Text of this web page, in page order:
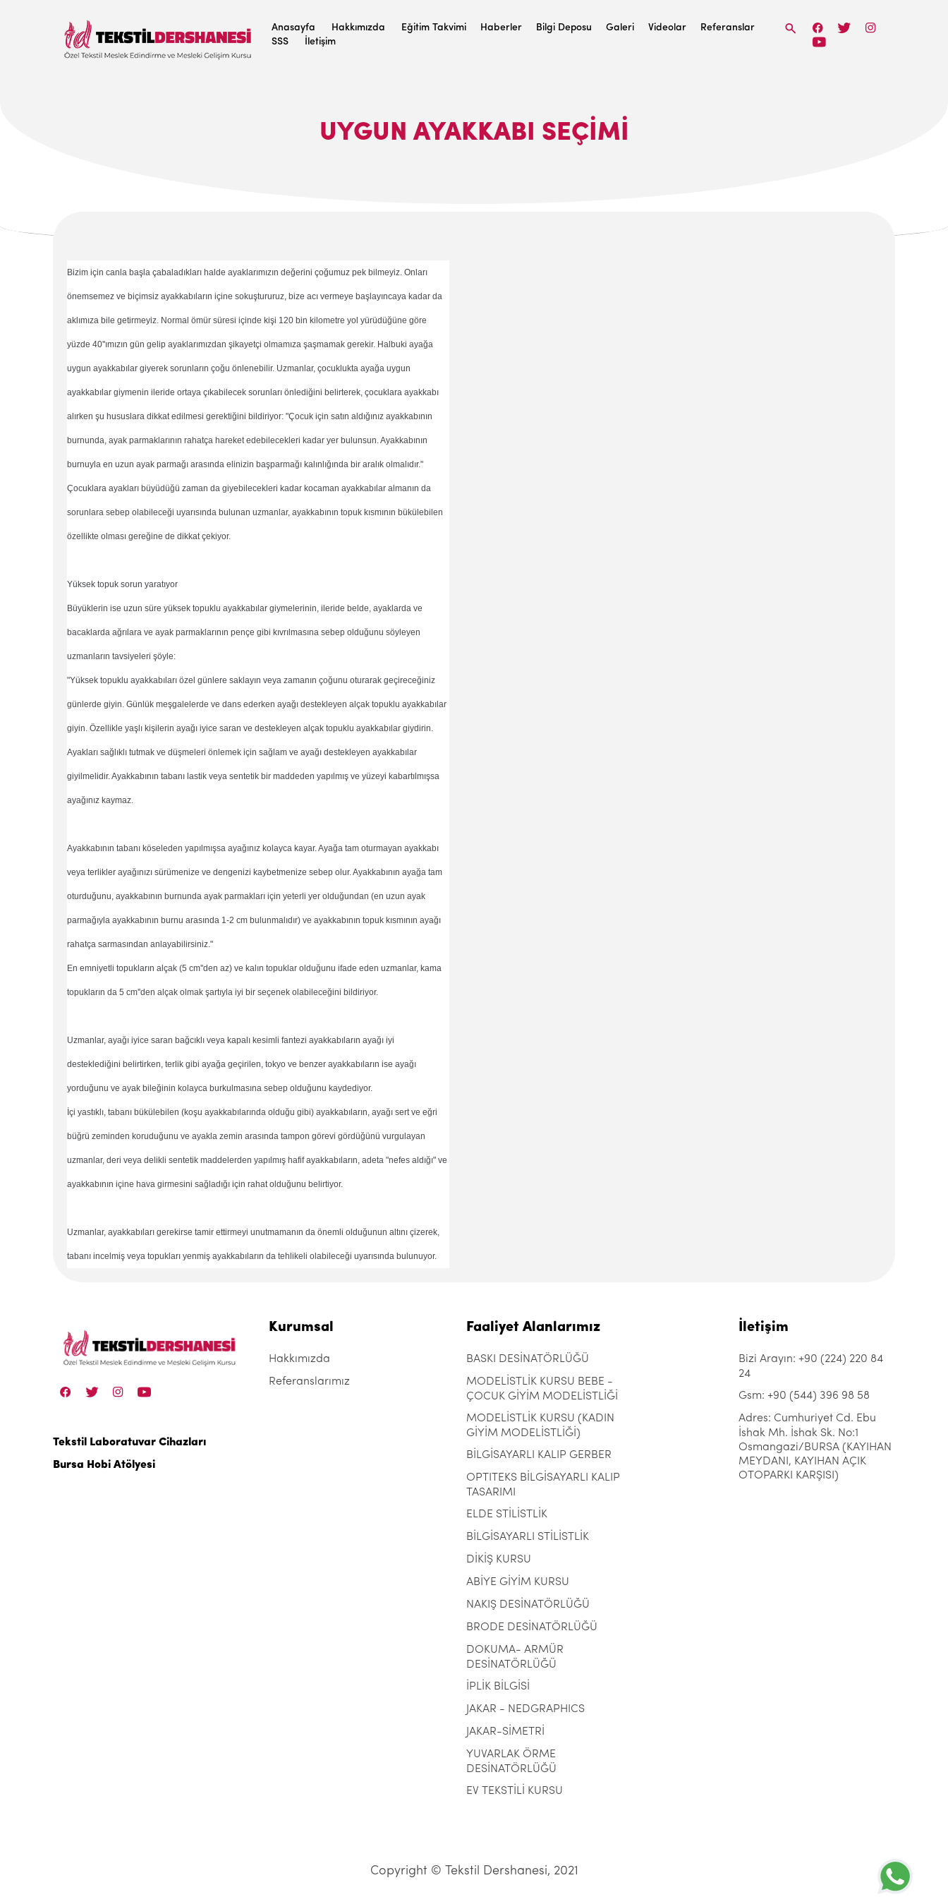
Anasayfa Hakkımızda Eğitim Takvimi Haberler Bilgi Deposu Galeri Videolar
Referanslar
SSS
İletişim
UYGUN AYAKKABI SEÇİMİ
Bizim için canla başla çabaladıkları halde ayaklarımızın değerini çoğumuz pek bilmeyiz. Onları
önemsemez ve biçimsiz ayakkabıların içine sokuştururuz, bize acı vermeye başlayıncaya kadar da
aklımıza bile getirmeyiz. Normal ömür süresi içinde kişi 120 bin kilometre yol yürüdüğüne göre
yüzde 40''ımızın gün gelip ayaklarımızdan şikayetçi olmamıza şaşmamak gerekir. Halbuki ayağa
uygun ayakkabılar giyerek sorunların çoğu önlenebilir. Uzmanlar, çocuklukta ayağa uygun
ayakkabılar giymenin ileride ortaya çıkabilecek sorunları önlediğini belirterek, çocuklara ayakkabı
alırken şu hususlara dikkat edilmesi gerektiğini bildiriyor: "Çocuk için satın aldığınız ayakkabının
burnunda, ayak parmaklarının rahatça hareket edebilecekleri kadar yer bulunsun. Ayakkabının
burnuyla en uzun ayak parmağı arasında elinizin başparmağı kalınlığında bir aralık olmalıdır."
Çocuklara ayakları büyüdüğü zaman da giyebilecekleri kadar kocaman ayakkabılar almanın da
sorunlara sebep olabileceği uyarısında bulunan uzmanlar, ayakkabının topuk kısmının bükülebilen
özellikte olması gereğine de dikkat çekiyor.
Yüksek topuk sorun yaratıyor
Büyüklerin ise uzun süre yüksek topuklu ayakkabılar giymelerinin, ileride belde, ayaklarda ve
bacaklarda ağrılara ve ayak parmaklarının pençe gibi kıvrılmasına sebep olduğunu söyleyen
uzmanların tavsiyeleri şöyle:
"Yüksek topuklu ayakkabıları özel günlere saklayın veya zamanın çoğunu oturarak geçireceğiniz
günlerde giyin. Günlük meşgalelerde ve dans ederken ayağı destekleyen alçak topuklu ayakkabılar
giyin. Özellikle yaşlı kişilerin ayağı iyice saran ve destekleyen alçak topuklu ayakkabılar giydirin.
Ayakları sağlıklı tutmak ve düşmeleri önlemek için sağlam ve ayağı destekleyen ayakkabılar
giyilmelidir. Ayakkabının tabanı lastik veya sentetik bir maddeden yapılmış ve yüzeyi kabartılmışsa
ayağınız kaymaz.
Ayakkabının tabanı köseleden yapılmışsa ayağınız kolayca kayar. Ayağa tam oturmayan ayakkabı
veya terlikler ayağınızı sürümenize ve dengenizi kaybetmenize sebep olur. Ayakkabının ayağa tam
oturduğunu, ayakkabının burnunda ayak parmakları için yeterli yer olduğundan (en uzun ayak
parmağıyla ayakkabının burnu arasında 1-2 cm bulunmalıdır) ve ayakkabının topuk kısmının ayağı
rahatça sarmasından anlayabilirsiniz."
En emniyetli topukların alçak (5 cm''den az) ve kalın topuklar olduğunu ifade eden uzmanlar, kama
topukların da 5 cm''den alçak olmak şartıyla iyi bir seçenek olabileceğini bildiriyor.
Uzmanlar, ayağı iyice saran bağcıklı veya kapalı kesimli fantezi ayakkabıların ayağı iyi
desteklediğini belirtirken, terlik gibi ayağa geçirilen, tokyo ve benzer ayakkabıların ise ayağı
yorduğunu ve ayak bileğinin kolayca burkulmasına sebep olduğunu kaydediyor.
İçi yastıklı, tabanı bükülebilen (koşu ayakkabılarında olduğu gibi) ayakkabıların, ayağı sert ve eğri
büğrü zeminden koruduğunu ve ayakla zemin arasında tampon görevi gördüğünü vurgulayan
uzmanlar, deri veya delikli sentetik maddelerden yapılmış hafif ayakkabıların, adeta "nefes aldığı" ve
ayakkabının içine hava girmesini sağladığı için rahat olduğunu belirtiyor.
Uzmanlar, ayakkabıları gerekirse tamir ettirmeyi unutmamanın da önemli olduğunun altını çizerek,
tabanı incelmiş veya topukları yenmiş ayakkabıların da tehlikeli olabileceği uyarısında bulunuyor.
Tekstil Laboratuvar Cihazları
Bursa Hobi Atölyesi
Kurumsal
Hakkımızda
Referanslarımız
Faaliyet Alanlarımız
BASKI DESİNATÖRLÜĞÜ
MODELİSTLİK KURSU BEBE -
ÇOCUK GİYİM MODELİSTLİĞİ
MODELİSTLİK KURSU (KADIN
GİYİM MODELİSTLİĞİ)
BİLGİSAYARLI KALIP GERBER
OPTITEKS BİLGİSAYARLI KALIP
TASARIMI
ELDE STİLİSTLİK
BİLGİSAYARLI STİLİSTLİK
DİKİŞ KURSU
ABİYE GİYİM KURSU
NAKIŞ DESİNATÖRLÜĞÜ
BRODE DESİNATÖRLÜĞÜ
DOKUMA- ARMÜR
DESİNATÖRLÜĞÜ
İPLİK BİLGİSİ
JAKAR - NEDGRAPHICS
JAKAR-SİMETRİ
YUVARLAK ÖRME
DESİNATÖRLÜĞÜ
EV TEKSTİLİ KURSU
İletişim
Bizi Arayın: +90 (224) 220 84
24
Gsm: +90 (544) 396 98 58
Adres: Cumhuriyet Cd. Ebu
İshak Mh. İshak Sk. No:1
Osmangazi/BURSA (KAYIHAN
MEYDANI, KAYIHAN AÇIK
OTOPARKI KARŞISI)
Copyright © Tekstil Dershanesi, 2021